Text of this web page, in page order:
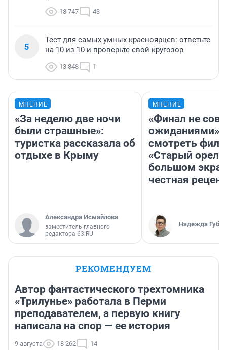
18 747 43
5
Тест для самых умных красноярцев: ответьте
на 10 из 10 и проверьте свой кругозор
13 848 1
МНЕНИЕ
«За неделю две ночи
были страшные»:
туристка рассказала об
отдыхе в Крыму
Александра Исмайлова
заместитель главного
редактора 63.RU
МНЕНИЕ
«Финал не
ожиданиями»:
смотреть
«Старый орел»
большом
честная
Надежда
РЕКОМЕНДУЕМ
Автор фантастического трехтомника
«Трилунье» работала в Перми
преподавателем, а первую книгу
написала на спор — ее история
9 августа 18 262 14